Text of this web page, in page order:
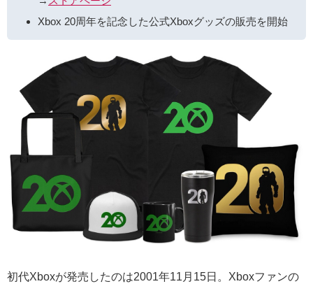
Xbox 20周年を記念した公式Xboxグッズの販売を開始
初代Xboxが発売したのは2001年11月15日。Xboxファンの